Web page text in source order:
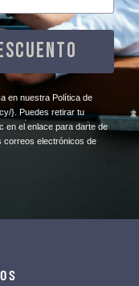
en nuestra Política de
} . Puedes retirar tu
en el enlace para darte de
correos electrónicos de